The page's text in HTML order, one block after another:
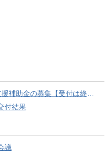
募集【受付は終了しました。】
付結果
議